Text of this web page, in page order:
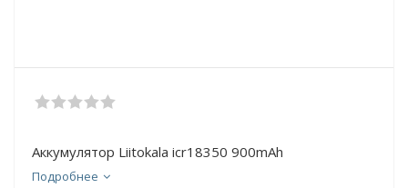
Аккумулятор Liitokala icr18350 900mAh
Подробнее